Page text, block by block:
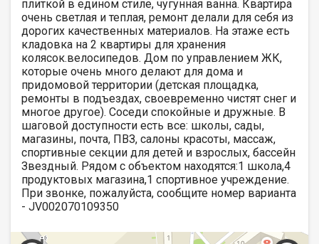
плиткой в едином стиле, чугунная ванна. Квартира
очень светлая и теплая, ремонт делали для себя из
дорогих качественных материалов. На этаже есть
кладовка на 2 квартиры для хранения
колясок.велосипедов. Дом по управлением ЖК,
которые очень много делают для дома и
придомовой территории (детская площадка,
ремонты в подъездах, своевременно чистят снег и
многое другое). Соседи спокойные и дружные. В
шаговой доступности есть все: школы, сады,
магазины, почта, ПВЗ, салоны красоты, массаж,
спортивные секции для детей и взрослых, бассейн
Звездный. Рядом с объектом находятся:1 школа,4
продуктовых магазина,1 спортивное учреждение.
При звонке, пожалуйста, сообщите номер варианта
- JV002070109350